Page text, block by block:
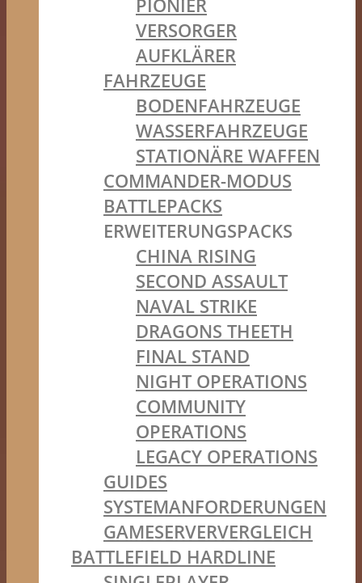
PIONIER
VERSORGER
AUFKLÄRER
FAHRZEUGE
BODENFAHRZEUGE
WASSERFAHRZEUGE
STATIONÄRE WAFFEN
COMMANDER-MODUS
BATTLEPACKS
ERWEITERUNGSPACKS
CHINA RISING
SECOND ASSAULT
NAVAL STRIKE
DRAGONS THEETH
FINAL STAND
NIGHT OPERATIONS
COMMUNITY
OPERATIONS
LEGACY OPERATIONS
GUIDES
SYSTEMANFORDERUNGEN
GAMESERVERVERGLEICH
BATTLEFIELD HARDLINE